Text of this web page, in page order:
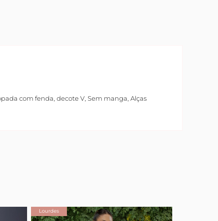
com fenda, decote V, Sem manga, Alças
Lourdes